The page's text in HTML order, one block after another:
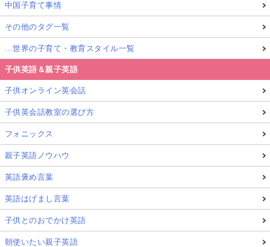
中国子育て事情
その他のタグ一覧
…世界の子育て・教育スタイル一覧
子供英語＆親子英語
子供オンライン英会話
子供英会話教室の選び方
フォニックス
親子英語ノウハウ
英語褒め言葉
英語はげまし言葉
子供とのおでかけ英語
朝使いたい親子英語